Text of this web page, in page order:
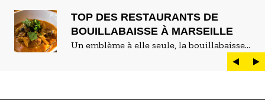
TOP DES RESTAURANTS DE
BOUILLABAISSE À MARSEILLE
Un emblème à elle seule, la bouillabaisse
est LE plat marseillais par excellence. On
peut d'ailleurs vite être submergé·e par la